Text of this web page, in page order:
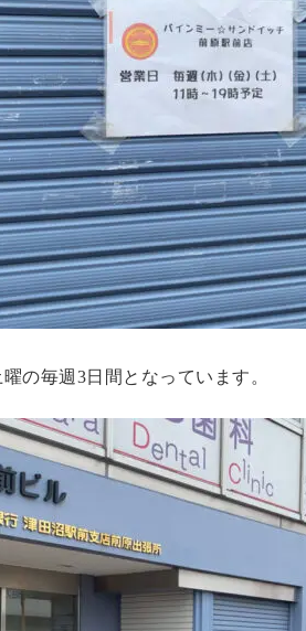
の毎週3日間となっています。